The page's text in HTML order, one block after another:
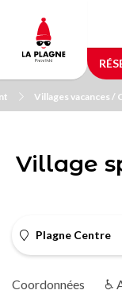
contenu
principal
Villages vacances /
Village
Plagne Centre
Coordonnées
♿